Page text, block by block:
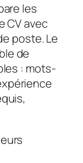
les
CV avec
poste. Le
de
: mots-